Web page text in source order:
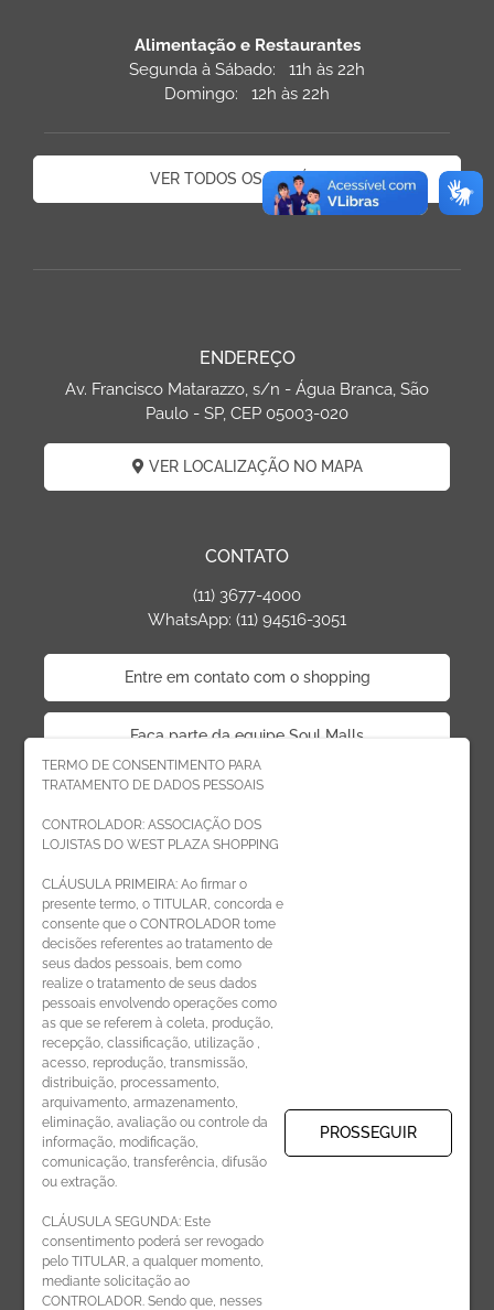
TERMO DE CONSENTIMENTO PARA
TRATAMENTO DE DADOS PESSOAIS
CONTROLADOR: ASSOCIAÇÃO DOS
LOJISTAS DO WEST PLAZA SHOPPING
CLÁUSULA PRIMEIRA: Ao firmar o
presente termo, o TITULAR, concorda e
consente que o CONTROLADOR tome
decisões referentes ao tratamento de
seus dados pessoais, bem como
realize o tratamento de seus dados
pessoais envolvendo operações como
as que se referem à coleta, produção,
recepção, classificação, utilização ,
acesso, reprodução, transmissão,
distribuição, processamento,
arquivamento, armazenamento,
eliminação, avaliação ou controle da
informação, modificação,
comunicação, transferência, difusão
ou extração.
CLÁUSULA SEGUNDA: Este
consentimento poderá ser revogado
pelo TITULAR, a qualquer momento,
mediante solicitação ao
CONTROLADOR. Sendo que, nesses
PROSSEGUIR
Alimentação e Restaurantes
Segunda à Sábado: 11h às 22h
Domingo: 12h às 22h
VER TODOS OS HORÁRIOS
ENDEREÇO
Av. Francisco Matarazzo, s/n - Água Branca, São
Paulo - SP, CEP 05003-020
VER LOCALIZAÇÃO NO MAPA
CONTATO
(11) 3677-4000
WhatsApp: (11) 94516-3051
Entre em contato com o shopping
Faça parte da equipe Soul Malls
Faça parte da equipe West Plaza
Politica de privacidade
Código de Ética de Parceiros
CADASTRE-SE
Receba novidades por e-mail: